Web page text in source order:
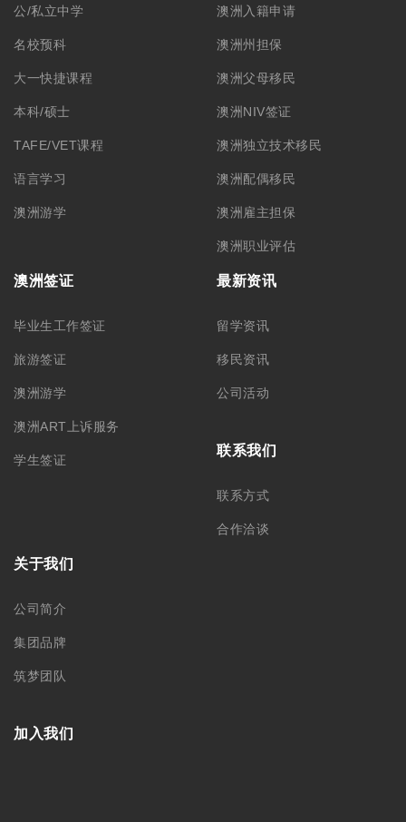
公/私立中学
名校预科
大一快捷课程
本科/硕士
TAFE/VET课程
语言学习
澳洲游学
澳洲入籍申请
澳洲州担保
澳洲父母移民
澳洲NIV签证
澳洲独立技术移民
澳洲配偶移民
澳洲雇主担保
澳洲职业评估
澳洲签证
毕业生工作签证
旅游签证
澳洲游学
澳洲ART上诉服务
学生签证
最新资讯
留学资讯
移民资讯
公司活动
联系我们
联系方式
合作洽谈
关于我们
公司简介
集团品牌
筑梦团队
加入我们